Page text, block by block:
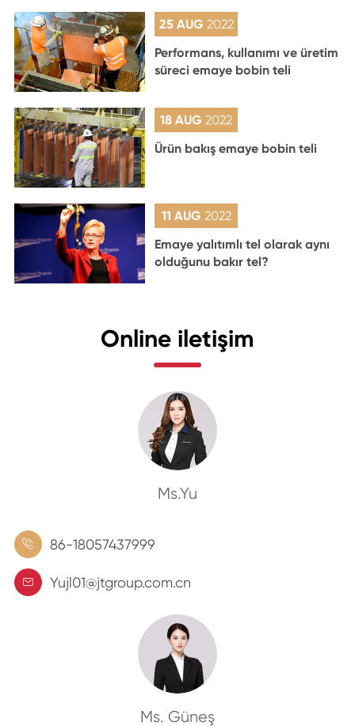
25 AUG 2022
Performans, kullanımı ve üretim
süreci emaye bobin teli
18 AUG2022
Ürün bakış emaye bobin teli
11 AUG 2022
Emaye yalıtımlı tel olarak aynı
olduğunu bakır tel?
Online iletişim
Ms.Yu
 86-18057437999
 Yujl01@jtgroup.com.cn
Ms. Güneş